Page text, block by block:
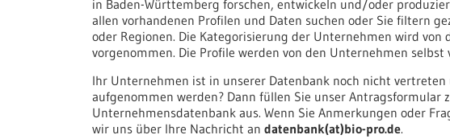
in Baden-Württemberg forschen, entwickeln und/oder
allen vorhandenen Profilen und Daten suchen oder Sie filtern
oder Regionen. Die Kategorisierung der Unternehmen wird von
vorgenommen. Die Profile werden von den Unternehmen
Ihr Unternehmen ist in unserer Datenbank noch nicht
aufgenommen werden? Dann füllen Sie unser Antragsformular
Unternehmensdatenbank aus. Wenn Sie Anmerkungen oder
wir uns über Ihre Nachricht an datenbank(at)bio-pro.de.